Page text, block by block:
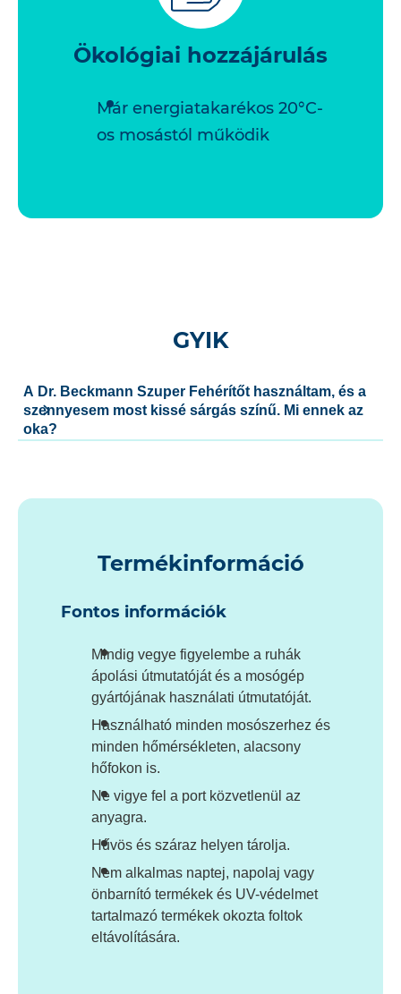
Ökológiai hozzájárulás
Már energiatakarékos 20°C-
os mosástól működik
GYIK
A Dr. Beckmann Szuper Fehérítőt használtam, és a
szennyesem most kissé sárgás színű. Mi ennek az
oka?
Termékinformáció
Fontos információk
Mindig vegye figyelembe a ruhák
ápolási útmutatóját és a mosógép
gyártójának használati útmutatóját.
Használható minden mosószerhez és
minden hőmérsékleten, alacsony
hőfokon is.
Ne vigye fel a port közvetlenül az
anyagra.
Hűvös és száraz helyen tárolja.
Nem alkalmas naptej, napolaj vagy
önbarnító termékek és UV-védelmet
tartalmazó termékek okozta foltok
eltávolítására.